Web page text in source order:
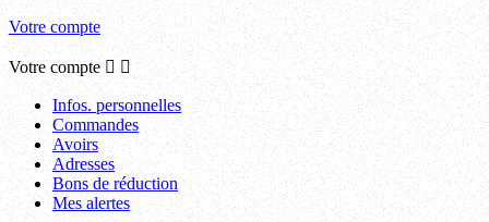
Votre compte
Votre compte  
Infos. personnelles
Commandes
Avoirs
Adresses
Bons de réduction
Mes alertes